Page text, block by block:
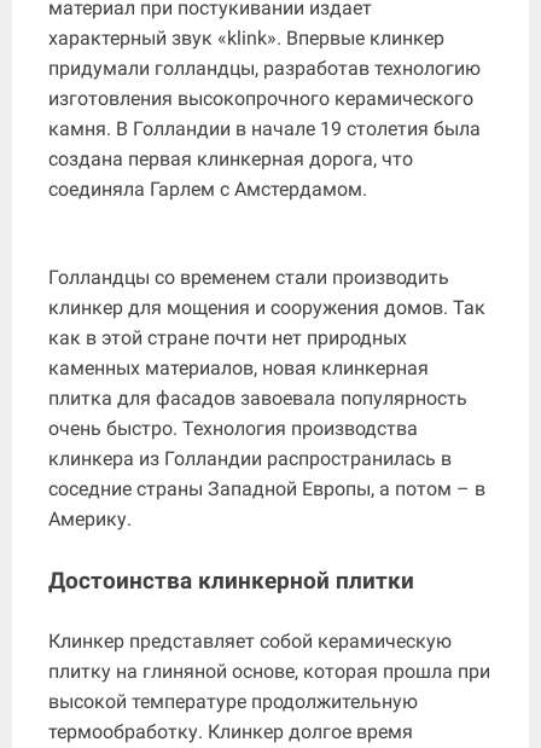
материал при постукивании издает
характерный звук «klink». Впервые клинкер
придумали голландцы, разработав технологию
изготовления высокопрочного керамического
камня. В Голландии в начале 19 столетия была
создана первая клинкерная дорога, что
соединяла Гарлем с Амстердамом.
Голландцы со временем стали производить
клинкер для мощения и сооружения домов. Так
как в этой стране почти нет природных
каменных материалов, новая клинкерная
плитка для фасадов завоевала популярность
очень быстро. Технология производства
клинкера из Голландии распространилась в
соседние страны Западной Европы, а потом – в
Америку.
Достоинства клинкерной плитки
Клинкер представляет собой керамическую
плитку на глиняной основе, которая прошла при
высокой температуре продолжительную
термообработку. Клинкер долгое время